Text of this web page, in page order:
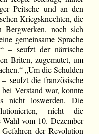
Peitsche und an den
Kriegsknechten, die
Bergwerken, noch sich
gemeinsame Sprache
– seufzt der närrische
Briten, zugemutet, um
„Um die Schulden
seufzt die französische
Verstand war, konnte
nicht loswerden. Die
nicht die
vom 10. Dezember
der Revolution